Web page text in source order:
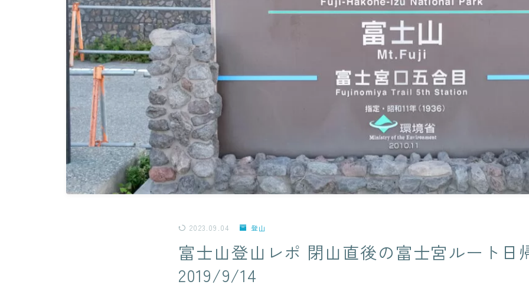
2023.09.04 登山
富士山登山レポ 閉山直後の富士宮ルート日
2019/9/14